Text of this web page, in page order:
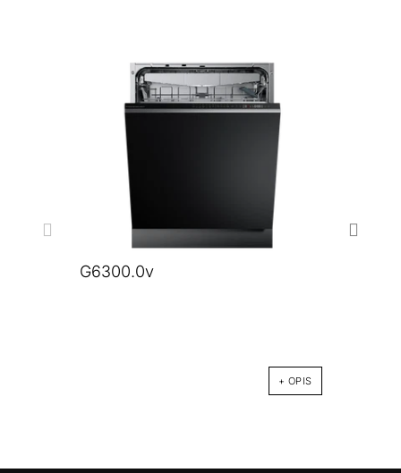
G6300.0v
+ OPIS